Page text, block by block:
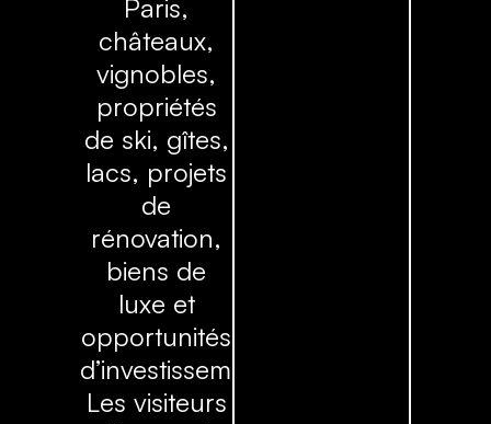
Paris,
châteaux,
vignobles,
propriétés
de ski, gîtes,
lacs, projets
de
rénovation,
biens de
luxe et
opportunités
d’investissement.
Les visiteurs